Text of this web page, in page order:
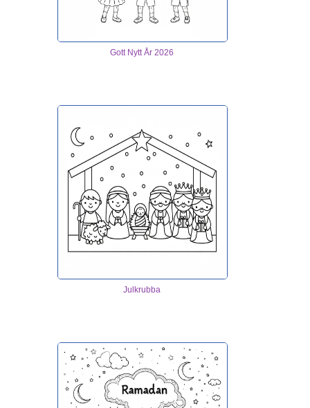
Gott Nytt År 2026
Julkrubba